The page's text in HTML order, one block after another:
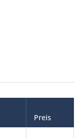
Preis